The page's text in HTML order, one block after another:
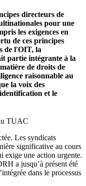
directeurs de
pour une
les exigences en
de ces principes
de l'OIT, la
partie intégrante à la
de droits de
raisonnable au
la voix des
et le
TUAC
Les syndicats
significative au cours
exige une action urgente.
a jusqu’à présent été
dans le processus